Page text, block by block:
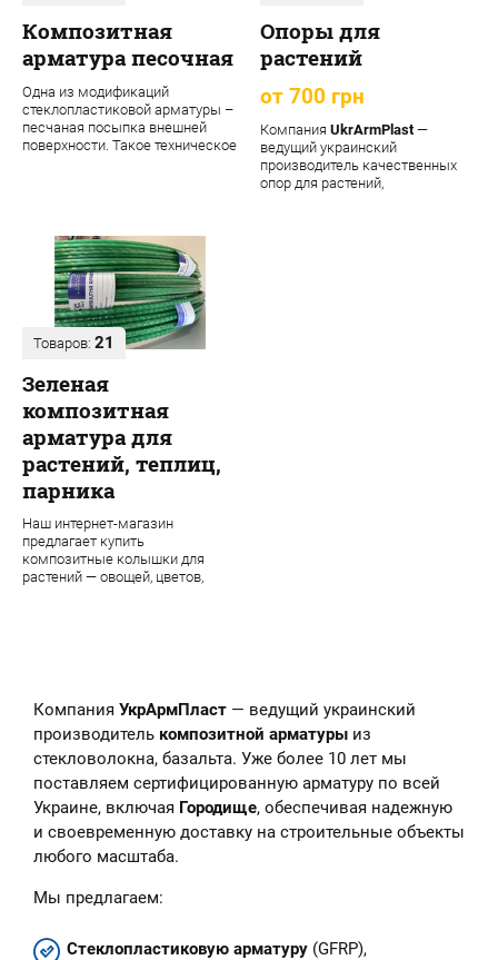
Композитная
арматура песочная
Одна из модификаций
стеклопластиковой арматуры –
песчаная посыпка внешней
поверхности. Такое техническое
Опоры для
растений
от 700 грн
Компания UkrArmPlast—
ведущий украинский
производитель качественных
опор для растений,
Товаров: 21
Зеленая
композитная
арматура для
растений, теплиц,
парника
Наш интернет-магазин
предлагает купить
композитные колышки для
растений — овощей, цветов,
Компания УкрАрмПласт — ведущий украинский
производитель композитной арматуры из
стекловолокна, базальта. Уже более 10 лет мы
поставляем сертифицированную арматуру по всей
Украине, включая Городище, обеспечивая надежную
и своевременную доставку на строительные объекты
любого масштаба.
Мы предлагаем:
Стеклопластиковую арматуру (GFRP),